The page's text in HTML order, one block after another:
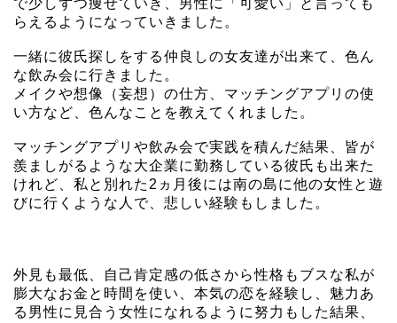
らえるようになっていきました。
一緒に彼氏探しをする仲良しの女友達が出来て、色ん
な飲み会に行きました。
メイクや想像（妄想）の仕方、マッチングアプリの使
い方など、色んなことを教えてくれました。
マッチングアプリや飲み会で実践を積んだ結果、皆が
羨ましがるような大企業に勤務している彼氏も出来た
けれど、私と別れた2ヵ月後には南の島に他の女性と遊
びに行くような人で、悲しい経験もしました。
外見も最低、自己肯定感の低さから性格もブスな私が
膨大なお金と時間を使い、本気の恋を経験し、魅力あ
る男性に見合う女性になれるように努力もした結果、